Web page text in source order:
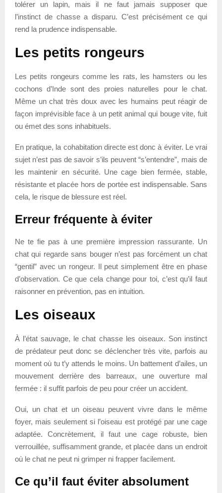
tolérer un lapin, mais il ne faut jamais supposer que
l’instinct de chasse a disparu. C’est précisément ce qui
rend la prudence indispensable.
Les petits rongeurs
Les petits rongeurs comme les rats, les hamsters ou les
cochons d’Inde sont des proies naturelles pour le chat.
Même un chat très doux avec les humains peut réagir de
façon imprévisible face à un petit animal qui bouge vite, fuit
ou émet des sons inhabituels.
En pratique, la cohabitation directe est donc à éviter. Le vrai
sujet n’est pas de savoir s’ils peuvent “s’entendre”, mais de
les maintenir en sécurité. Une cage bien fermée, stable,
résistante et placée hors de portée est indispensable. Sans
cela, le risque de blessure est réel.
Erreur fréquente à éviter
Ne te fie pas à une première impression rassurante. Un
chat qui regarde sans bouger n’est pas forcément un chat
“gentil” avec un rongeur. Il peut simplement être en phase
d’observation. Ce que cela change pour toi, c’est qu’il faut
raisonner en prévention, pas en intuition.
Les oiseaux
À l’état sauvage, le chat chasse les oiseaux. Son instinct
de prédateur peut donc se déclencher très vite, parfois au
moment où tu t’y attends le moins. Un battement d’ailes, un
mouvement derrière des barreaux, une ouverture mal
fermée : il suffit parfois de peu pour créer un accident.
Oui, un chat et un oiseau peuvent vivre dans le même
foyer, mais seulement si l’oiseau est protégé par une cage
adaptée. Concrètement, il faut une cage robuste, bien
verrouillée, suffisamment grande, et placée dans un endroit
où le chat ne peut ni grimper ni frapper facilement.
Ce qu’il faut éviter absolument